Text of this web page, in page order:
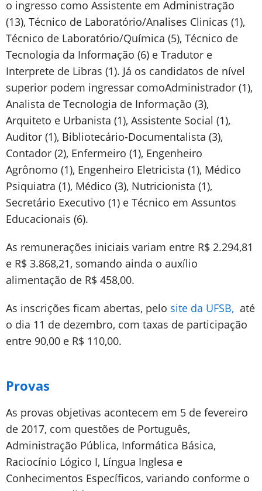
o ingresso como Assistente em Administração
(13), Técnico de Laboratório/Analises Clinicas (1),
Técnico de Laboratório/Química (5), Técnico de
Tecnologia da Informação (6) e Tradutor e
Interprete de Libras (1). Já os candidatos de nível
superior podem ingressar comoAdministrador (1),
Analista de Tecnologia de Informação (3),
Arquiteto e Urbanista (1), Assistente Social (1),
Auditor (1), Bibliotecário-Documentalista (3),
Contador (2), Enfermeiro (1), Engenheiro
Agrônomo (1), Engenheiro Eletricista (1), Médico
Psiquiatra (1), Médico (3), Nutricionista (1),
Secretário Executivo (1) e Técnico em Assuntos
Educacionais (6).
As remunerações iniciais variam entre R$ 2.294,81
e R$ 3.868,21, somando ainda o auxílio
alimentação de R$ 458,00.
As inscrições ficam abertas, pelo site da UFSB, até
o dia 11 de dezembro, com taxas de participação
entre 90,00 e R$ 110,00.
Provas
As provas objetivas acontecem em 5 de fevereiro
de 2017, com questões de Português,
Administração Pública, Informática Básica,
Raciocínio Lógico I, Língua Inglesa e
Conhecimentos Específicos, variando conforme o